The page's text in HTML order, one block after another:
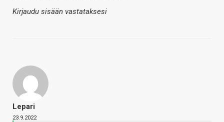
Kirjaudu sisään vastataksesi
Lepari
23.9.2022